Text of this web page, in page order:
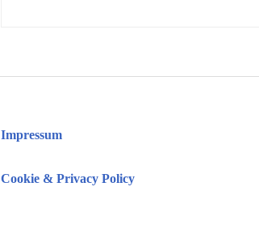
Impressum
Cookie & Privacy Policy